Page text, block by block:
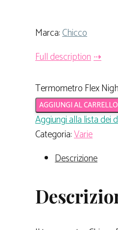
Marca:Chicco
Full description
Termometro Flex
AGGIUNGI AL CARRELLO
Aggiungi alla lista dei
Categoria:Varie
Descrizione